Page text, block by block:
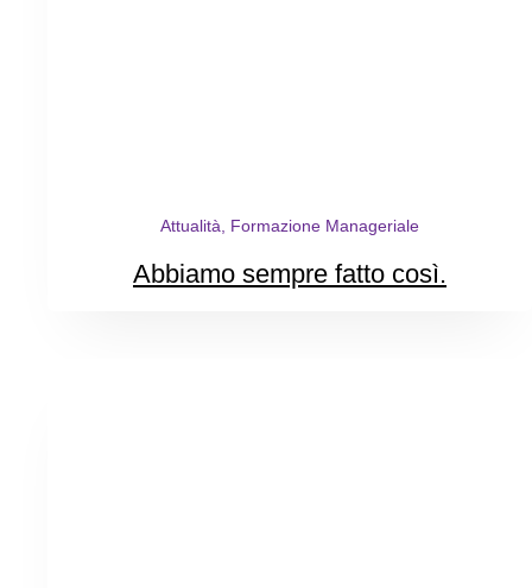
Attualità, Formazione Manageriale
Abbiamo sempre fatto così.